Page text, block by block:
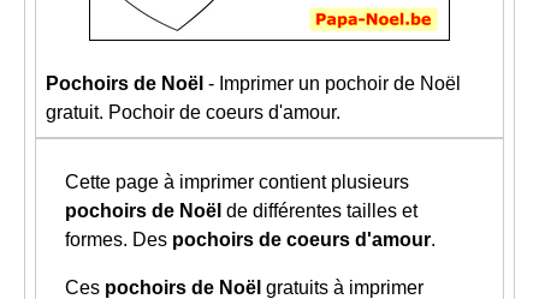
Pochoirs de Noël - Imprimer un pochoir de Noël
gratuit. Pochoir de coeurs d'amour.
Cette page à imprimer contient plusieurs
pochoirs de Noël de différentes tailles et
formes. Des pochoirs de coeurs d'amour.
Ces pochoirs de Noël gratuits à imprimer